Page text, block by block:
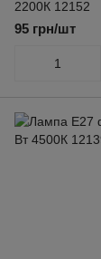
2200К 12152
95 грн/шт